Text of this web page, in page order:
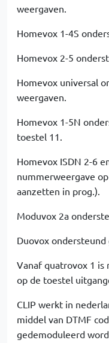
weergaven.
Homevox 1-4S
Homevox 2-5
Homevox universal
weergaven.
Homevox 1-5N
toestel 11.
Homevox ISDN 2-6
nummerweergave
aanzetten in prog.).
Moduvox 2a
Duovox
Vanaf quatrovox 1
op de toestel
CLIP werkt in
middel van DTMF
gedemoduleerd